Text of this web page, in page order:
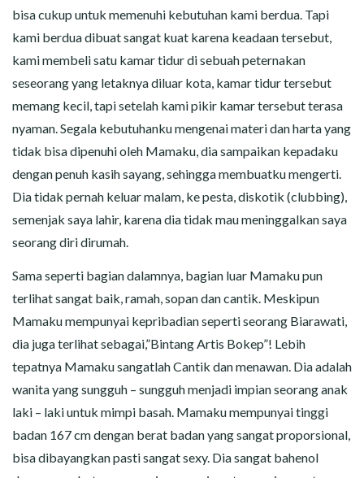
bisa cukup untuk memenuhi kebutuhan kami berdua. Tapi
kami berdua dibuat sangat kuat karena keadaan tersebut,
kami membeli satu kamar tidur di sebuah peternakan
seseorang yang letaknya diluar kota, kamar tidur tersebut
memang kecil, tapi setelah kami pikir kamar tersebut terasa
nyaman. Segala kebutuhanku mengenai materi dan harta yang
tidak bisa dipenuhi oleh Mamaku, dia sampaikan kepadaku
dengan penuh kasih sayang, sehingga membuatku mengerti.
Dia tidak pernah keluar malam, ke pesta, diskotik (clubbing),
semenjak saya lahir, karena dia tidak mau meninggalkan saya
seorang diri dirumah.
Sama seperti bagian dalamnya, bagian luar Mamaku pun
terlihat sangat baik, ramah, sopan dan cantik. Meskipun
Mamaku mempunyai kepribadian seperti seorang Biarawati,
dia juga terlihat sebagai,”Bintang Artis Bokep”! Lebih
tepatnya Mamaku sangatlah Cantik dan menawan. Dia adalah
wanita yang sungguh – sungguh menjadi impian seorang anak
laki – laki untuk mimpi basah. Mamaku mempunyai tinggi
badan 167 cm dengan berat badan yang sangat proporsional,
bisa dibayangkan pasti sangat sexy. Dia sangat bahenol